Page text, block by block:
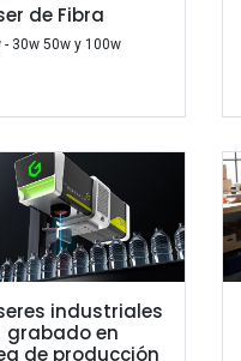
de Fibra
- 30w 50w y 100w
industriales
grabado en
de producción